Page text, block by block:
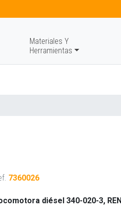
Materiales Y
Herramientas
7360026
diésel 340-020-3,